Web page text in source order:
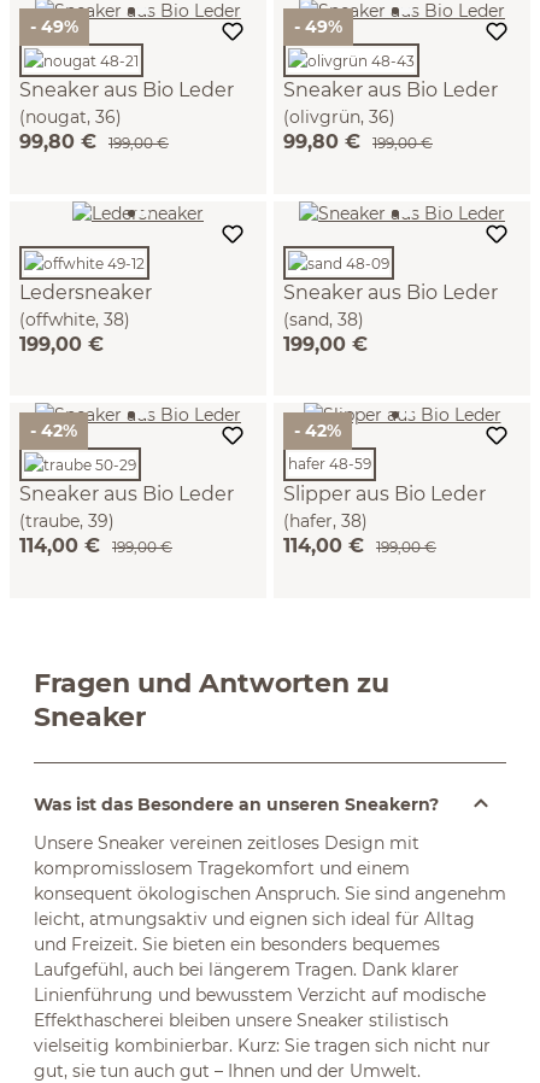
- 49%
Sneaker aus Bio Leder
(nougat, 36)
99,80 € 199,00 €
- 49%
Sneaker aus Bio Leder
(olivgrün, 36)
99,80 € 199,00 €
Ledersneaker
(offwhite, 38)
199,00 €
Sneaker aus Bio Leder
(sand, 38)
199,00 €
- 42%
Sneaker aus Bio Leder
(traube, 39)
114,00 € 199,00 €
- 42%
Slipper aus Bio Leder
(hafer, 38)
hafer 48-59
114,00 € 199,00 €
Fragen und Antworten zu
Sneaker
Was ist das Besondere an unseren Sneakern?
Unsere Sneaker vereinen zeitloses Design mit
kompromisslosem Tragekomfort und einem
konsequent ökologischen Anspruch. Sie sind angenehm
leicht, atmungsaktiv und eignen sich ideal für Alltag
und Freizeit. Sie bieten ein besonders bequemes
Laufgefühl, auch bei längerem Tragen. Dank klarer
Linienführung und bewusstem Verzicht auf modische
Effekthascherei bleiben unsere Sneaker stilistisch
vielseitig kombinierbar. Kurz: Sie tragen sich nicht nur
gut, sie tun auch gut – Ihnen und der Umwelt.